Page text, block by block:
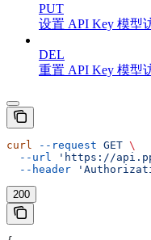
PUT
设置 API Key 模型
DEL
重置 API Key 模型
curl --request GET \
  --url
'https://
  --header
200